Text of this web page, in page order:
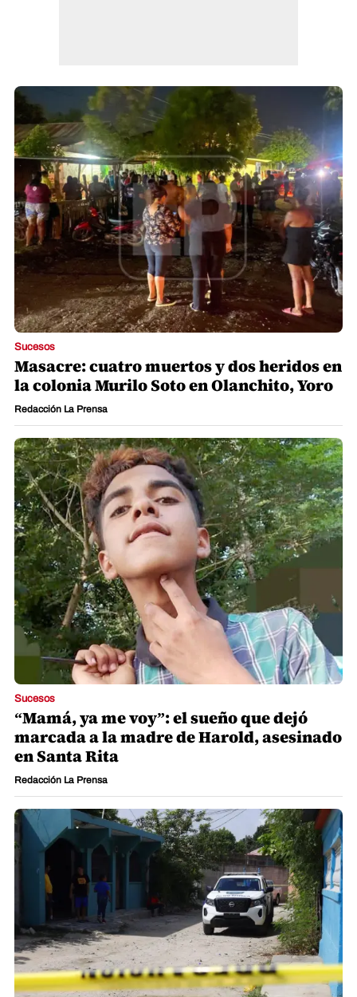
Sucesos
Masacre: cuatro muertos y dos heridos en
la colonia Murilo Soto en Olanchito, Yoro
Redacción La Prensa
Sucesos
“Mamá, ya me voy”: el sueño que dejó
marcada a la madre de Harold, asesinado
en Santa Rita
Redacción La Prensa